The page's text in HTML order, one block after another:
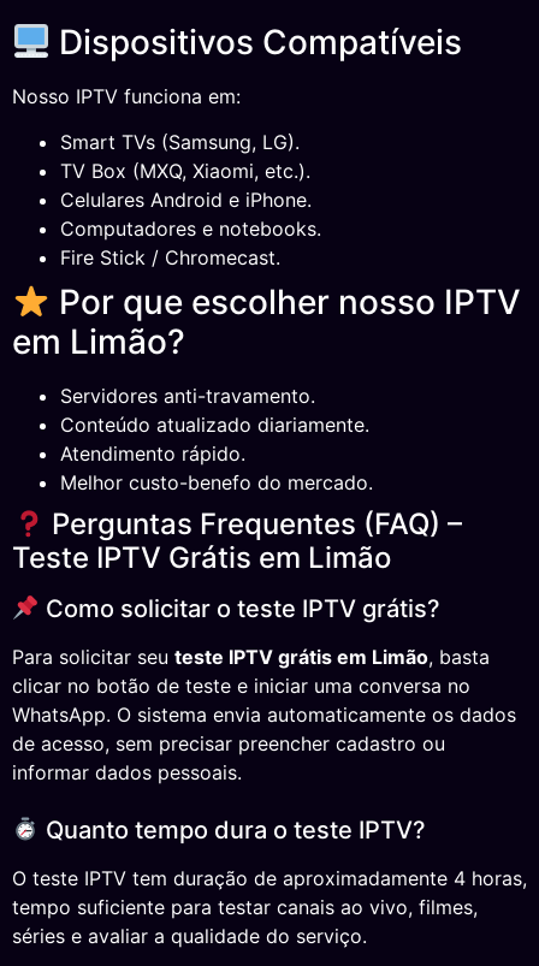
Dispositivos Compatíveis
Nosso IPTV funciona em:
Smart TVs (Samsung, LG).
TV Box (MXQ, Xiaomi, etc.).
Celulares Android e iPhone.
Computadores e notebooks.
Fire Stick / Chromecast.
Por que escolher nosso IPTV
em Limão?
Servidores anti-travamento.
Conteúdo atualizado diariamente.
Atendimento rápido.
Melhor custo-benefo do mercado.
Perguntas Frequentes (FAQ) –
Teste IPTV Grátis em Limão
Como solicitar o teste IPTV grátis?
Para solicitar seu teste IPTV grátis em Limão, basta
clicar no botão de teste e iniciar uma conversa no
WhatsApp. O sistema envia automaticamente os dados
de acesso, sem precisar preencher cadastro ou
informar dados pessoais.
Quanto tempo dura o teste IPTV?
O teste IPTV tem duração de aproximadamente 4 horas,
tempo suficiente para testar canais ao vivo, filmes,
séries e avaliar a qualidade do serviço.